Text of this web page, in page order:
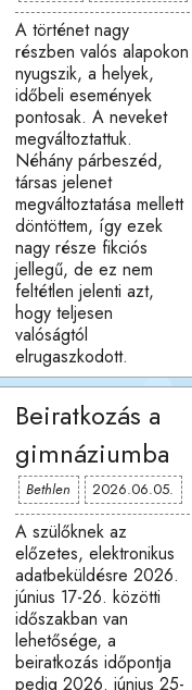
A történet nagy
részben valós alapokon
nyugszik, a helyek,
időbeli események
pontosak. A neveket
megváltoztattuk.
Néhány párbeszéd,
társas jelenet
megváltoztatása mellett
döntöttem, így ezek
nagy része fikciós
jellegű, de ez nem
feltétlen jelenti azt,
hogy teljesen
valóságtól
elrugaszkodott.
Beiratkozás a
gimnáziumba
Bethlen 2026.06.05.
A szülőknek az
előzetes, elektronikus
adatbeküldésre 2026.
június 17-26. közötti
időszakban van
lehetősége, a
beiratkozás időpontja
pedig 2026. június 25-